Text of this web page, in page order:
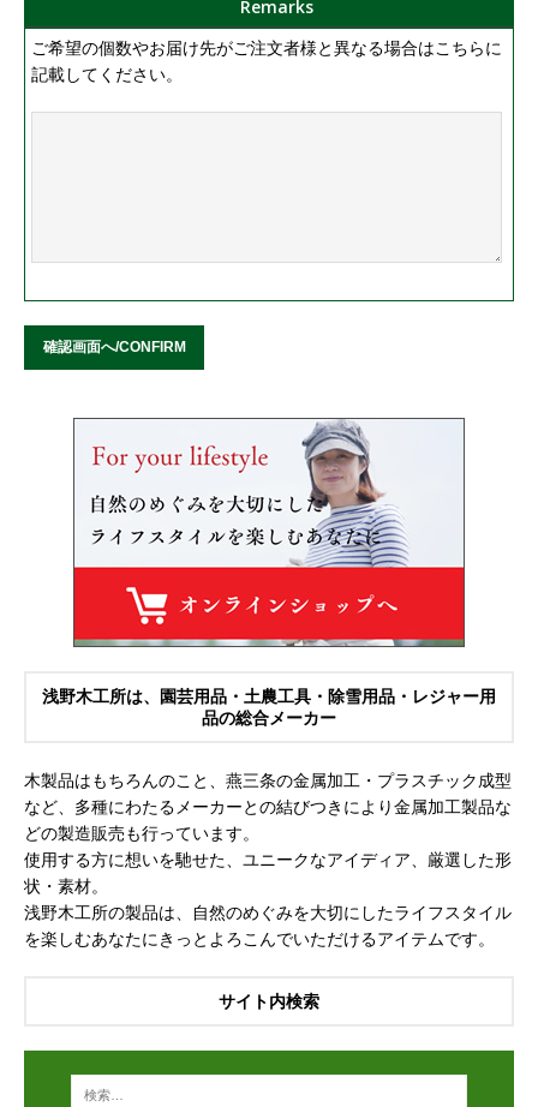
Remarks
ご希望の個数やお届け先がご注文者様と異なる場合はこちらに
記載してください。
浅野木工所は、園芸用品・土農工具・除雪用品・レジャー用
品の総合メーカー
木製品はもちろんのこと、燕三条の金属加工・プラスチック成型
など、多種にわたるメーカーとの結びつきにより金属加工製品な
どの製造販売も行っています。
使用する方に想いを馳せた、ユニークなアイディア、厳選した形
状・素材。
浅野木工所の製品は、自然のめぐみを大切にしたライフスタイル
を楽しむあなたにきっとよろこんでいただけるアイテムです。
サイト内検索